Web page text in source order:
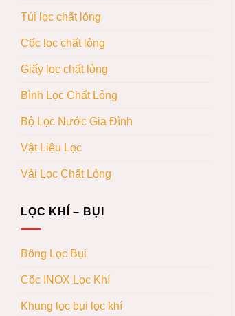
Túi lọc chất lỏng
Cốc lọc chất lỏng
Giấy lọc chất lỏng
Bình Lọc Chất Lỏng
Bộ Lọc Nước Gia Đình
Vật Liệu Lọc
Vải Lọc Chất Lỏng
LỌC KHÍ – BỤI
Bông Lọc Bụi
Cốc INOX Lọc Khí
Khung lọc bụi lọc khí